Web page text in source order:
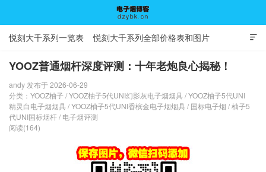
电子烟博客

悦刻大千系列一览表 悦刻大千系列全部价格表和图片
YOOZ普通烟杆深度评测：十年老炮良心揭秘！
andy 发布于 2026-06-29
分类： YOOZ柚子/YOOZ柚子5代UNI幻影灰电子烟烟具 /YOOZ柚子5代UNI
精灵白电子烟烟具 /YOOZ柚子5代UNI香槟金电子烟烟具 / 国标电子烟 /柚子5
代UNI国标烟杆/ 电子烟评测
阅读(164)